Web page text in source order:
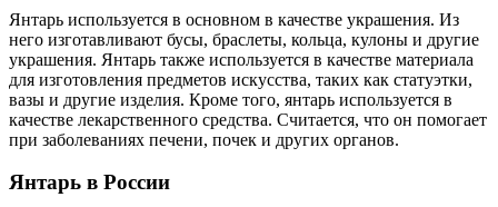
Янтарь используется в основном в качестве украшения. Из
него изготавливают бусы, браслеты, кольца, кулоны и другие
украшения. Янтарь также используется в качестве материала
для изготовления предметов искусства, таких как статуэтки,
вазы и другие изделия. Кроме того, янтарь используется в
качестве лекарственного средства. Считается, что он помогает
при заболеваниях печени, почек и других органов.
Янтарь в России